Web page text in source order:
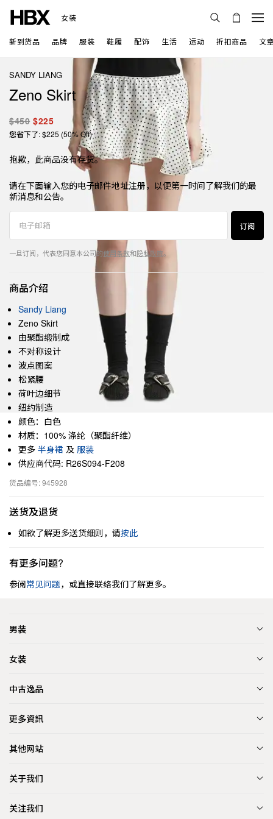
女装
新到货品 品牌 服装 鞋履 配饰 生活 运动 折扣商品 文
SANDY LIANG
Zeno Skirt
$450 $225
您省下了: $225 (50% Off)
抱歉，此商品没有存货。
请在下面输入您的电子邮件地址注册，以便第一时间了解我们的最
新消息和公告。
订阅
一旦订阅，代表您同意本公司的使用条款和隐私政策。
商品介绍
Sandy Liang
Zeno Skirt
由聚酯缎制成
不对称设计
波点图案
松紧腰
荷叶边细节
纽约制造
颜色：白色
材质：100% 涤纶（聚酯纤维）
更多 半身裙 及 服装
供应商代码: R26S094-F208
货品编号: 945928
送货及退货
如欲了解更多送货细则，请按此
有更多问题?
参阅常见问题，或直接联络我们了解更多。
男装
女装
中古逸品
更多資訊
其他网站
关于我们
关注我们